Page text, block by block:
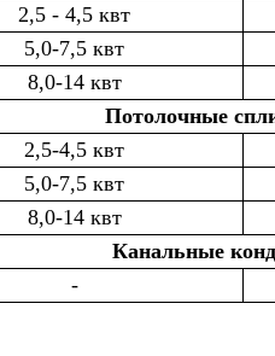
2,5 - 4,5 квт
5,0-7,5 квт
8,0-14 квт
Потолочные
2,5-4,5 квт
5,0-7,5 квт
8,0-14 квт
Канальные
-